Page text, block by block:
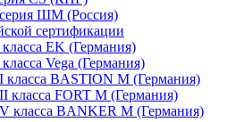
ШМ (Россия)
сертификации
EK (Германия)
Vega (Германия)
BASTION M (Германия)
класса FORT M (Германия)
класса BANKER M (Германия)